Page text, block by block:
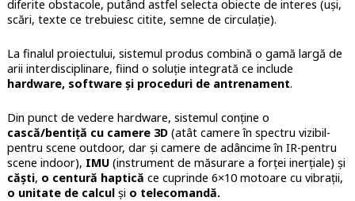
diferite obstacole, putând astfel selecta obiecte de interes (uși,
scări, texte ce trebuiesc citite, semne de circulație).
La finalul proiectului, sistemul produs combină o gamă largă de
arii interdisciplinare, fiind o soluție integrată ce include
hardware, software și proceduri de antrenament.
Din punct de vedere hardware, sistemul conține o
cască/bentiță cu camere 3D(atât camere în spectru vizibil-
pentru scene outdoor, dar și camere de adâncime în IR-pentru
scene indoor), IMU (instrument de măsurare a forței inerțiale) și
căști, o centură haptică ce cuprinde 6×10 motoare cu vibrații,
o unitate de calculși o telecomandă.